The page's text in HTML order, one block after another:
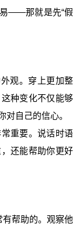
——那就是先“假
观。穿上更加整
种变化不仅能够
自己的信心。
重要。说话时语
还能帮助你更好
帮助的。观察他